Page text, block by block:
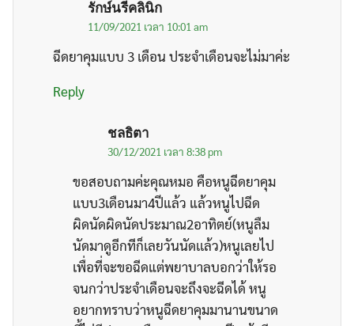
รักษ์นรีคลินิก
11/09/2021 เวลา 10:01 am
ฉีดยาคุมแบบ 3 เดือน ประจำเดือนจะไม่มาค่ะ
Reply
ชลธิตา
30/12/2021 เวลา 8:38 pm
ขอสอบถามค่ะคุณหมอ คือหนูฉีดยาคุม
แบบ3เดือนมา4ปีแล้ว แล้วหนูไปฉีด
ผิดนัดผิดนัดประมาณ2อาทิตย์(หนูลืม
นัดมาดูอีกทีก็เลยวันนัดเเล้ว)หนูเลยไป
เพื่อที่จะขอฉีดแต่พยาบาลบอกว่าให้รอ
จนกว่าประจำเดือนจะถึงจะฉีดได้ หนู
อยากทราบว่าหนูฉีดยาคุมมานานขนาด